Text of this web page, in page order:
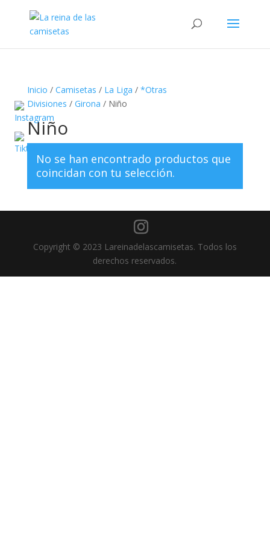
Búsqueda
Inicio / Camisetas / La Liga / *Otras
Divisiones / Girona / Niño
Niño
No se han encontrado productos que
coincidan con tu selección.
Copyright © 2023 Lareinadelascamisetas. Todos los
derechos reservados.